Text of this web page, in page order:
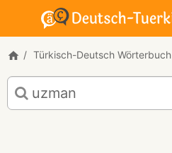
Türkisch-Deutsch Wörterbuch
Türkisch-
Deutsch
Übersetzung